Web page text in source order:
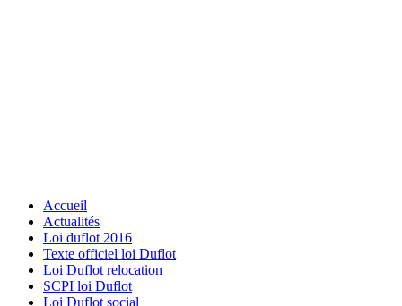
Accueil
Actualités
Loi duflot 2016
Texte officiel loi Duflot
Loi Duflot relocation
SCPI loi Duflot
Loi Duflot social